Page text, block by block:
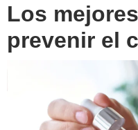
Los
prevenir el